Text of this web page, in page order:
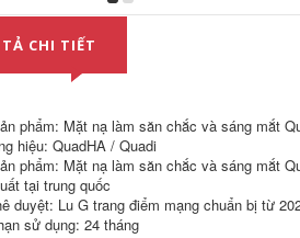
là một hoop
đổi! Sáng sớm
tinh chất kem
mắt là một con mắt
10g mẫu nhỏ ~
nhăn! Ăn
kem mắt hình
một tầm nhìn
CHI TIẾT
phẩm: Mặt nạ làm săn chắc và sáng mắt
hiệu: QuadHA / Quadi
phẩm: Mặt nạ làm săn chắc và sáng mắt
tại trung quốc
duyệt: Lu G trang điểm mạng chuẩn bị từ
sử dụng: 24 tháng